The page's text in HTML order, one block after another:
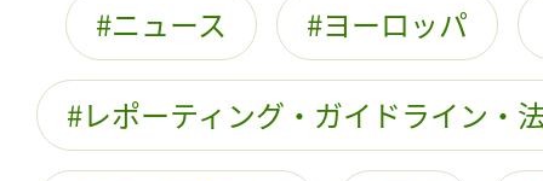
ニュース ヨーロッパ
レポーティング・ガイドライン・